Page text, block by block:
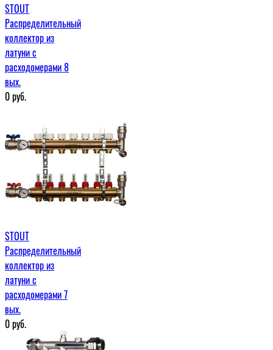
STOUT
Распределительный
коллектор из
латуни с
расходомерами 8
вых.
0руб.
STOUT
Распределительный
коллектор из
латуни с
расходомерами 7
вых.
0руб.